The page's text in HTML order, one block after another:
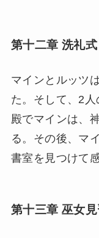
第十二章 洗礼
マインとルッツ
た。そして、2
殿でマインは、
る。その後、マ
書室を見つけて
第十三章 巫女